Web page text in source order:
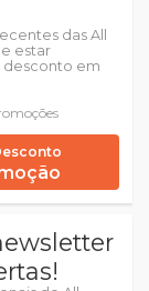
das All
estar
desconto em